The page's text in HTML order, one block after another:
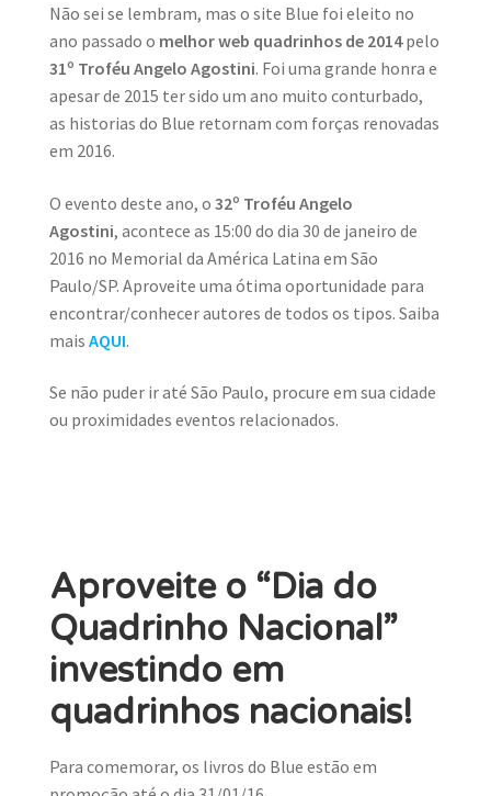
CARRINHO
Search
Search Button
Não sei se lembram, mas o site Blue foi eleito no
ano passado o melhor web quadrinhos de 2014pelo
31º Troféu Angelo Agostini. Foi uma grande honra e
apesar de 2015 ter sido um ano muito conturbado,
as historias do Blue retornam com forças renovadas
em 2016.
O evento deste ano, o 32º Troféu Angelo
Agostini, acontece as 15:00 do dia 30 de janeiro de
2016 no Memorial da América Latina em São
Paulo/SP. Aproveite uma ótima oportunidade para
encontrar/conhecer autores de todos os tipos. Saiba
mais AQUI.
Se não puder ir até São Paulo, procure em sua cidade
ou proximidades eventos relacionados.
Aproveite o “Dia do
Quadrinho Nacional”
investindo em
quadrinhos nacionais!
Para comemorar, os livros do Blue estão em